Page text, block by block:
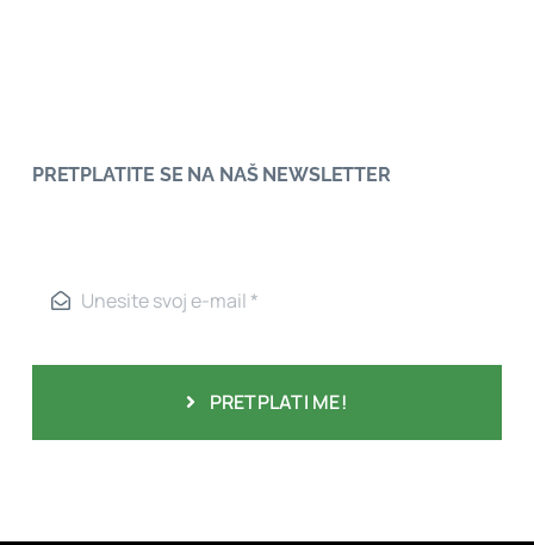
PRETPLATITE SE NA NAŠ NEWSLETTER
PRETPLATI ME!